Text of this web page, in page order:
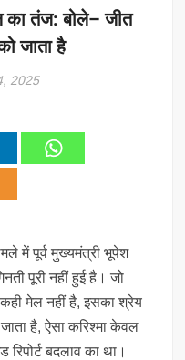
का तंज: बोले– जीत
जाता है
2025
में पूर्व मुख्यमंत्री भूपेश
पूरी नहीं हुई है। जो
कही मेल नहीं है, इसका श्रेय
है, ऐसा करिश्मा केवल
बदलाव का था।